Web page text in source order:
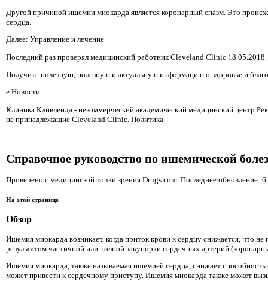
Другой причиной ишемии миокарда является коронарный спазм. Это
сердца.
Далее: Управление и лечение
Последний раз проверял медицинский работник Cleveland Clinic 18.05.2018.
Получите полезную, полезную и актуальную информацию о здоровье и
е Новости
Клиника Кливленда - некоммерческий академический медицинский
не принадлежащие Cleveland Clinic. Политика
.
Справочное руководство по ишемической
Проверено с медицинской точки зрения Drugs.com. Последнее обновление: 6
На этой странице
Обзор
Ишемия миокарда возникает, когда приток крови к сердцу снижается, что
результатом частичной или полной закупорки сердечных артерий
Ишемия миокарда, также называемая ишемией сердца, снижает
может привести к сердечному приступу. Ишемия миокарда также может